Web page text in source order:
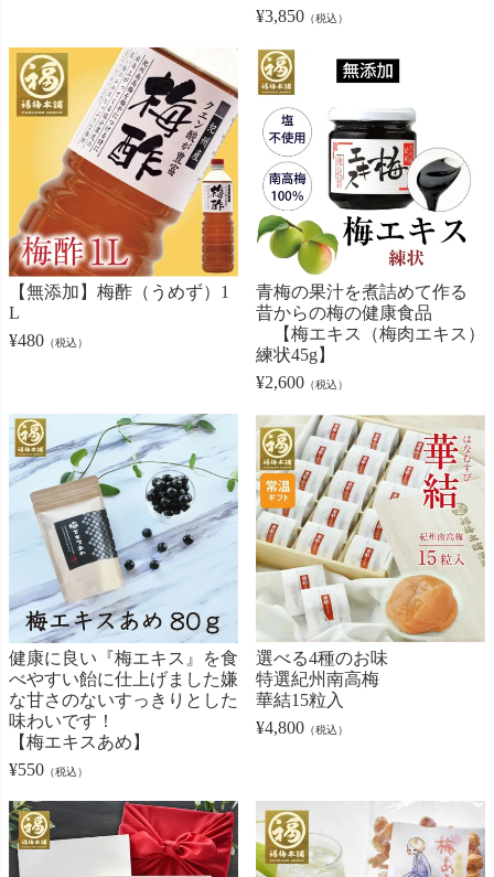
¥3,850 （税込）
【無添加】梅酢（うめず）1
L
¥480 （税込）
青梅の果汁を煮詰めて作る
昔からの梅の健康食品
【梅エキス（梅肉エキス）
練状45g】
¥2,600 （税込）
健康に良い『梅エキス』を食
べやすい飴に仕上げました嫌
な甘さのないすっきりとした
味わいです！
【梅エキスあめ】
¥550 （税込）
選べる4種のお味
特選紀州南高梅
華結15粒入
¥4,800 （税込）